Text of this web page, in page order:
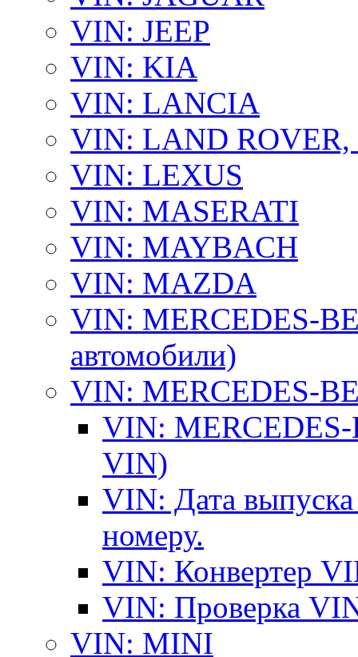
VIN: JEEP
VIN: KIA
VIN: LANCIA
VIN: LAND ROVER,
VIN: LEXUS
VIN: MASERATI
VIN: MAYBACH
VIN: MAZDA
VIN: MERCEDES-
автомобили)
VIN: MERCEDES-
VIN: MERCEDES-
VIN)
VIN: Дата
номеру.
VIN: Конвертер
VIN: Проверка
VIN: MINI